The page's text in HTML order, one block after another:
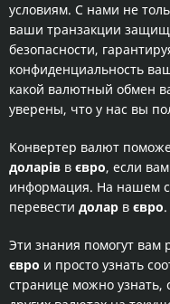
условиям. С нами не
ваши транзакции
безопасности,
конфиденциальность
какой валютный обмен
уверены, что у нас вы
Конвертер валют
доларів в євро, если
информация. На нашем
перевести долар в євро.
Эти знания помогут вам
євро и просто узнать
странице можно узнать,